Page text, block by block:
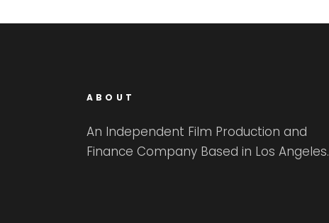
ABOUT
An Independent Film Production and
Finance Company Based in Los Angeles.